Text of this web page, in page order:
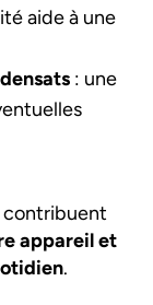
aide à une
: une
contribuent
appareil et
.